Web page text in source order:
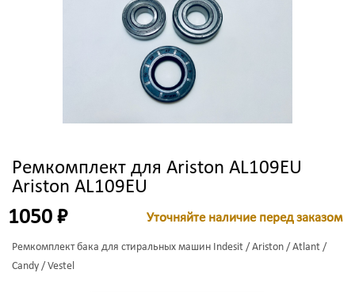
Ремкомплект для Ariston AL109EU
Ariston AL109EU
1050 ₽ Уточняйте наличие перед заказом
Ремкомплект бака для стиральных машин Indesit / Ariston / Atlant /
Candy / Vestel